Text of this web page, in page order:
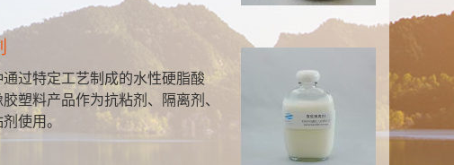
过特定工艺制成的水性硬脂酸
塑料产品作为抗粘剂、隔离剂、
使用。
本
有